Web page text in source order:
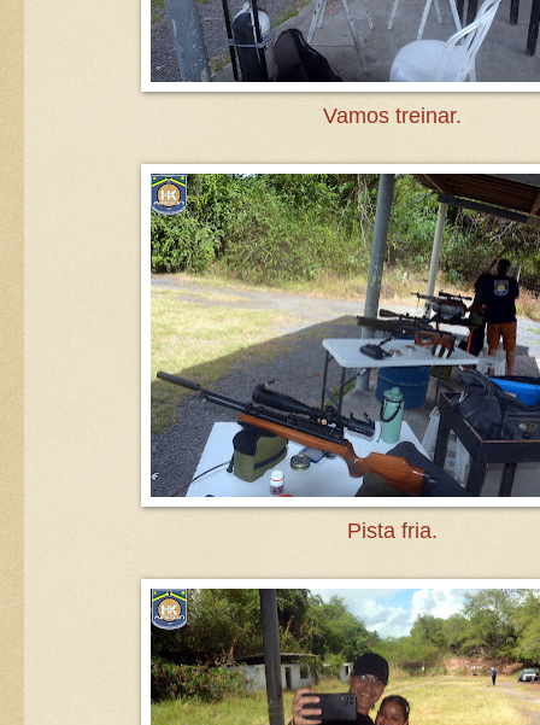
Vamos treinar.
Pista fria.